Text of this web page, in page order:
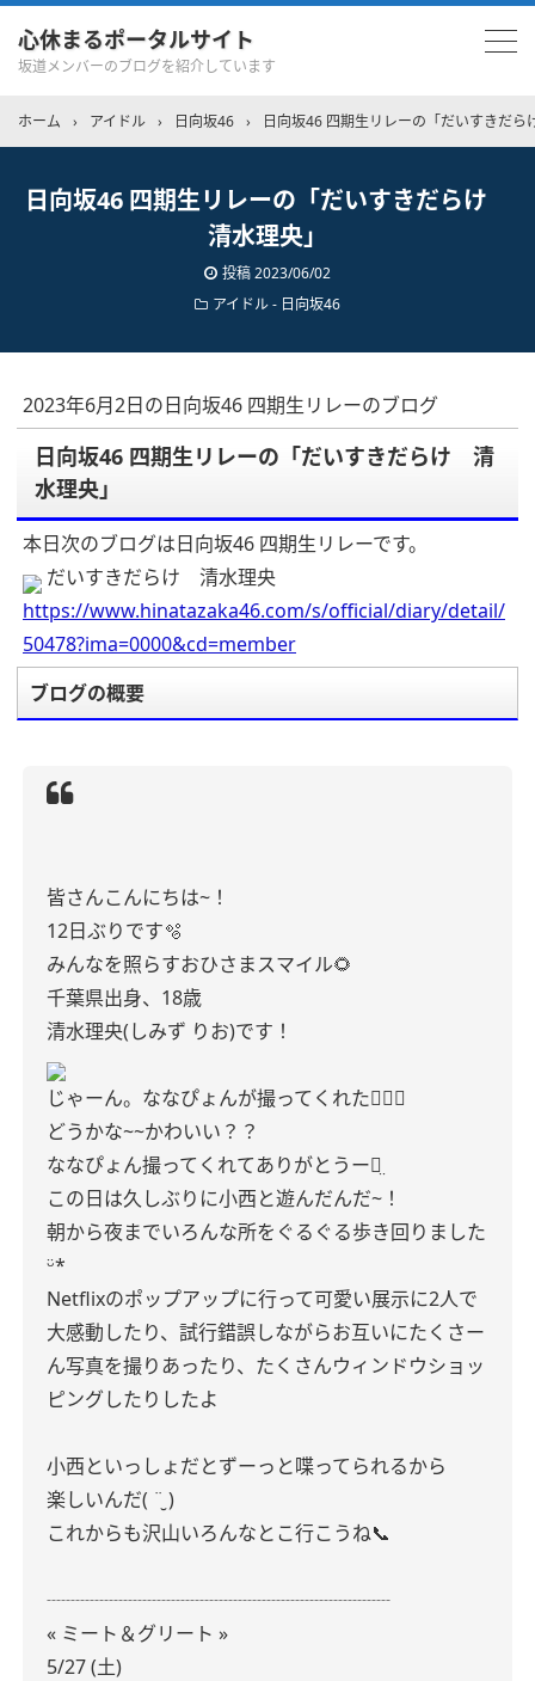
心休まるポータルサイト
坂道メンバーのブログを紹介しています
ホーム › アイドル › 日向坂46 › 日向坂46 四期生リレーの「だいすきだ
日向坂46 四期生リレーの「だいすきだらけ
清水理央」
投稿2023/06/02
アイドル - 日向坂46
2023年6月2日の日向坂46 四期生リレーのブログ
日向坂46 四期生リレーの「だいすきだらけ 清
水理央」
本日次のブログは日向坂46 四期生リレーです。
だいすきだらけ 清水理央
https://www.hinatazaka46.com/s/official/diary/detail/
50478?ima=0000&cd=member
ブログの概要
皆さんこんにちは~！
12日ぶりです🫧
みんなを照らすおひさまスマイル🌻
千葉県出身、18歳
清水理央(しみず りお)です！
じゃーん。ななぴょんが撮ってくれた✌🏻🤍
どうかな~~かわいい？？
ななぴょん撮ってくれてありがとうー‪ꪔ̤
この日は久しぶりに小西と遊んだんだ~！
朝から夜までいろんな所をぐるぐる歩き回りました
ᵕ̈*
Netflixのポップアップに行って可愛い展示に2人で
大感動したり、試行錯誤しながらお互いにたくさー
ん写真を撮りあったり、たくさんウィンドウショッ
ピングしたりしたよ
小西といっしょだとずーっと喋ってられるから
楽しいんだ( ¨̮ )
これからも沢山いろんなとこ行こうね📞
┈┈┈┈┈┈┈┈┈┈┈┈┈┈┈┈┈┈
« ミート＆グリート »
5/27 (土)